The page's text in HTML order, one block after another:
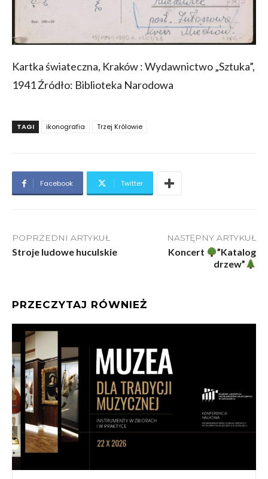
Kartka świateczna, Kraków : Wydawnictwo „Sztuka”,
1941 Źródło: Biblioteka Narodowa
TAGI ikonografia Trzej Królowie
Facebook Twitter
POPRZEDNI ARTYKUŁ
Stroje ludowe huculskie
NASTĘPNY ARTYKUŁ
Koncert
”Katalog
drzew”
PRZECZYTAJ RÓWNIEŻ